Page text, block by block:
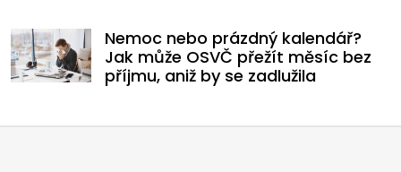
Nemoc nebo prázdný kalendář?
Jak může OSVČ přežít měsíc bez
příjmu, aniž by se zadlužila